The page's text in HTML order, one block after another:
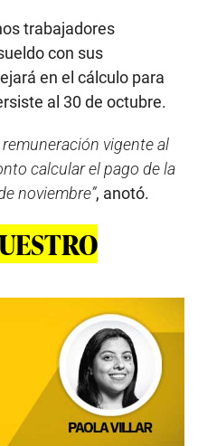
trabajadores
con sus
en el cálculo para
al 30 de octubre.
remuneración vigente al
calcular el pago de la
noviembre”, anotó.